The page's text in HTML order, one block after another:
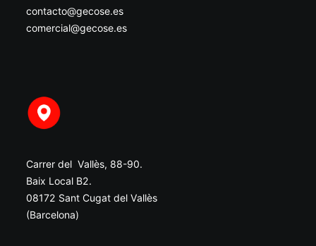
Carrer del Vallès, 88-90.
Baix Local B2.
08172 Sant Cugat del Vallès
(Barcelona)
contacto@gecose.es
comercial@gecose.es